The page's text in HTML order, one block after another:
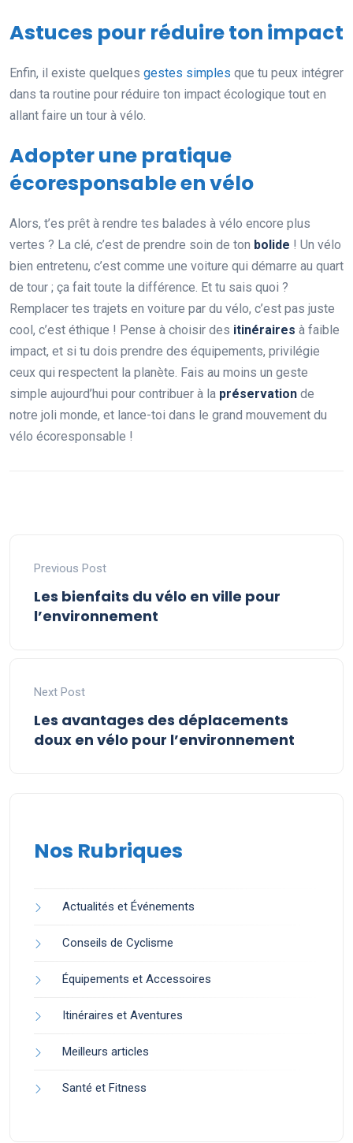
Astuces pour réduire ton impact
Enfin, il existe quelques gestes simples que tu peux intégrer
dans ta routine pour réduire ton impact écologique tout en
allant faire un tour à vélo.
Adopter une pratique
écoresponsable en vélo
Alors, t’es prêt à rendre tes balades à vélo encore plus
vertes ? La clé, c’est de prendre soin de ton bolide ! Un vélo
bien entretenu, c’est comme une voiture qui démarre au quart
de tour ; ça fait toute la différence. Et tu sais quoi ?
Remplacer tes trajets en voiture par du vélo, c’est pas juste
cool, c’est éthique ! Pense à choisir des itinéraires à faible
impact, et si tu dois prendre des équipements, privilégie
ceux qui respectent la planète. Fais au moins un geste
simple aujourd’hui pour contribuer à la préservation de
notre joli monde, et lance-toi dans le grand mouvement du
vélo écoresponsable !
Previous Post
Les bienfaits du vélo en ville pour
l’environnement
Next Post
Les avantages des déplacements
doux en vélo pour l’environnement
Nos Rubriques
Actualités et Événements
Conseils de Cyclisme
Équipements et Accessoires
Itinéraires et Aventures
Meilleurs articles
Santé et Fitness